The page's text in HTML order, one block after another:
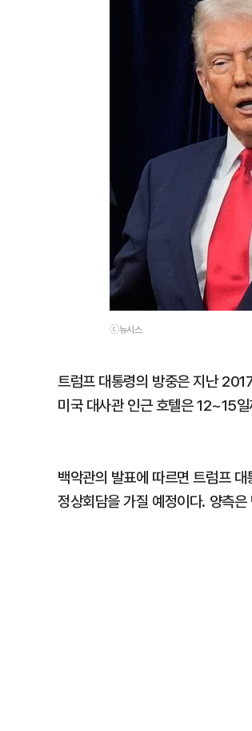
ⓒ뉴시스
트럼프 대통령의 방중은 지난
미국 대사관 인근 호텔은 12~15
백악관의 발표에 따르면 트럼프
정상회담을 가질 예정이다. 양측